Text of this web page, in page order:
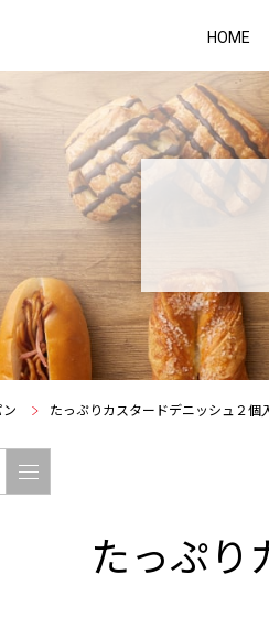
HOME
たっぷりカスタードデニッシュ２個
たっぷり